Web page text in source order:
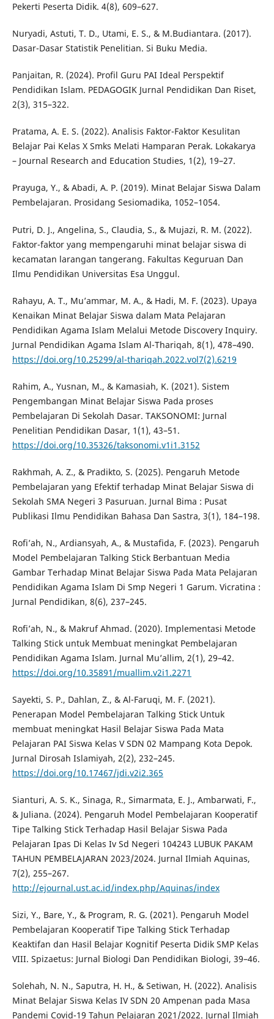
Pekerti Peserta Didik. 4(8), 609–627.
Nuryadi, Astuti, T. D., Utami, E. S., & M.Budiantara. (2017).
Dasar-Dasar Statistik Penelitian. Si Buku Media.
Panjaitan, R. (2024). Profil Guru PAI Ideal Perspektif
Pendidikan Islam. PEDAGOGIK Jurnal Pendidikan Dan Riset,
2(3), 315–322.
Pratama, A. E. S. (2022). Analisis Faktor-Faktor Kesulitan
Belajar Pai Kelas X Smks Melati Hamparan Perak. Lokakarya
– Journal Research and Education Studies, 1(2), 19–27.
Prayuga, Y., & Abadi, A. P. (2019). Minat Belajar Siswa Dalam
Pembelajaran. Prosidang Sesiomadika, 1052–1054.
Putri, D. J., Angelina, S., Claudia, S., & Mujazi, R. M. (2022).
Faktor-faktor yang mempengaruhi minat belajar siswa di
kecamatan larangan tangerang. Fakultas Keguruan Dan
Ilmu Pendidikan Universitas Esa Unggul.
Rahayu, A. T., Mu’ammar, M. A., & Hadi, M. F. (2023). Upaya
Kenaikan Minat Belajar Siswa dalam Mata Pelajaran
Pendidikan Agama Islam Melalui Metode Discovery Inquiry.
Jurnal Pendidikan Agama Islam Al-Thariqah, 8(1), 478–490.
https://doi.org/10.25299/al-thariqah.2022.vol7(2).6219
Rahim, A., Yusnan, M., & Kamasiah, K. (2021). Sistem
Pengembangan Minat Belajar Siswa Pada proses
Pembelajaran Di Sekolah Dasar. TAKSONOMI: Jurnal
Penelitian Pendidikan Dasar, 1(1), 43–51.
https://doi.org/10.35326/taksonomi.v1i1.3152
Rakhmah, A. Z., & Pradikto, S. (2025). Pengaruh Metode
Pembelajaran yang Efektif terhadap Minat Belajar Siswa di
Sekolah SMA Negeri 3 Pasuruan. Jurnal Bima : Pusat
Publikasi Ilmu Pendidikan Bahasa Dan Sastra, 3(1), 184–198.
Rofi’ah, N., Ardiansyah, A., & Mustafida, F. (2023). Pengaruh
Model Pembelajaran Talking Stick Berbantuan Media
Gambar Terhadap Minat Belajar Siswa Pada Mata Pelajaran
Pendidikan Agama Islam Di Smp Negeri 1 Garum. Vicratina :
Jurnal Pendidikan, 8(6), 237–245.
Rofi’ah, N., & Makruf Ahmad. (2020). Implementasi Metode
Talking Stick untuk Membuat meningkat Pembelajaran
Pendidikan Agama Islam. Jurnal Mu’allim, 2(1), 29–42.
https://doi.org/10.35891/muallim.v2i1.2271
Sayekti, S. P., Dahlan, Z., & Al-Faruqi, M. F. (2021).
Penerapan Model Pembelajaran Talking Stick Untuk
membuat meningkat Hasil Belajar Siswa Pada Mata
Pelajaran PAI Siswa Kelas V SDN 02 Mampang Kota Depok.
Jurnal Dirosah Islamiyah, 2(2), 232–245.
https://doi.org/10.17467/jdi.v2i2.365
Sianturi, A. S. K., Sinaga, R., Simarmata, E. J., Ambarwati, F.,
& Juliana. (2024). Pengaruh Model Pembelajaran Kooperatif
Tipe Talking Stick Terhadap Hasil Belajar Siswa Pada
Pelajaran Ipas Di Kelas Iv Sd Negeri 104243 LUBUK PAKAM
TAHUN PEMBELAJARAN 2023/2024. Jurnal Ilmiah Aquinas,
7(2), 255–267.
http://ejournal.ust.ac.id/index.php/Aquinas/index
Sizi, Y., Bare, Y., & Program, R. G. (2021). Pengaruh Model
Pembelajaran Kooperatif Tipe Talking Stick Terhadap
Keaktifan dan Hasil Belajar Kognitif Peserta Didik SMP Kelas
VIII. Spizaetus: Jurnal Biologi Dan Pendidikan Biologi, 39–46.
Solehah, N. N., Saputra, H. H., & Setiwan, H. (2022). Analisis
Minat Belajar Siswa Kelas IV SDN 20 Ampenan pada Masa
Pandemi Covid-19 Tahun Pelajaran 2021/2022. Jurnal Ilmiah